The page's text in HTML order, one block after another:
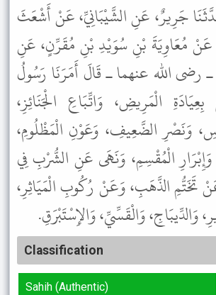
جَرِيرٌ، عَنِ الشَّيْبَانِيِّ، عَنْ أَشْعَثَ
عَنْ مُعَاوِيَةَ بْنِ سُوَيْدِ بْنِ مُقَرِّنٍ، عَنِ
رضى الله عنهما ـ قَالَ أَمَرَنَا رَسُولُ
الْمَرِيضِ، وَاتِّبَاعِ الْجَنَائِزِ،
وَنَصْرِ الضَّعِيفِ، وَعَوْنِ الْمَظْلُومِ،
وَإِبْرَارِ الْمُقْسِمِ، وَنَهَى عَنِ الشُّرْبِ فِي
تَخَتُّمِ الذَّهَبِ، وَعَنْ رُكُوبِ الْمَيَاثِرِ،
وَالدِّيبَاجِ، وَالْقَسِّيِّ، وَالإِسْتَبْرَقِ.
Classification
Sahih (Authentic)